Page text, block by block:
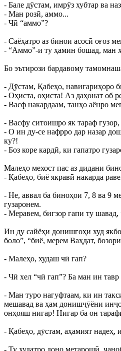
- Бале дӯстам, имрӯз хубтар ва
- Ман розӣ, аммо...
- Чӣ “аммо”?
- Саёҳатро аз бинои асосӣ оғоз
- “Аммо”-и ту ҳамин бошад, ман
Бо эътирози бардавому
- Дӯстам, Қабеҳо, навигариҳоро
- Оҳиста, оҳиста! Аз даҳонат об
- Васф накардаам, танҳо аёнро
- Васфу ситоишро як тараф
- О ин ду-се нафрро дар назар
ку?!
- Боз коре кардӣ, ки гапатро
Малеҳо мехост пас аз дидани
- Қабеҳо, биё якравӣ накарда
- Не, аввал ба биноҳои 7, 8 ва 9
гузаронем.
- Меравем, бигзор гапи ту шавад,
Ин ду сайёҳи донишгоҳи худ
боло”, “биё, мерем Ваҳдат,
- Малеҳо, худаш чӣ гап?
- Чӣ хел “чӣ гап”? Ба ман ин
- Ман туро нагуфтаам, ки ин
мешавад ва ҳам донишҷӯёни инҷо
онҳояш нигар! Нигар ба он
- Қабеҳо, дӯстам, аҳамият надеҳ,